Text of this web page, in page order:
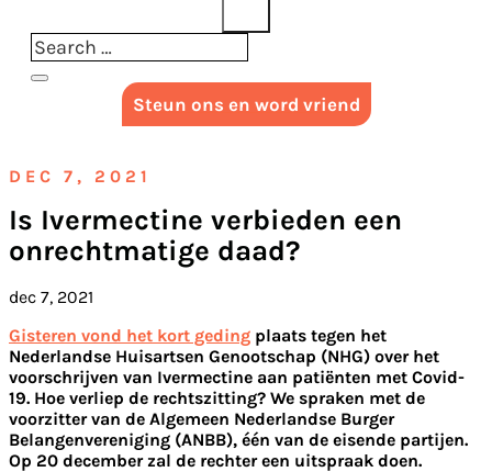
Steun ons en word vriend
DEC 7, 2021
Is Ivermectine verbieden een
onrechtmatige daad?
dec 7, 2021
Gisteren vond het kort geding plaats tegen het
Nederlandse Huisartsen Genootschap (NHG) over het
voorschrijven van Ivermectine aan patiënten met Covid-
19. Hoe verliep de rechtszitting? We spraken met de
voorzitter van de Algemeen Nederlandse Burger
Belangenvereniging (ANBB), één van de eisende partijen.
Op 20 december zal de rechter een uitspraak doen.